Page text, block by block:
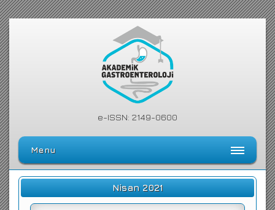
e-ISSN: 2149-0600
Menu
Ana Sayfa
Editörler Kurulu
Nisan 2021